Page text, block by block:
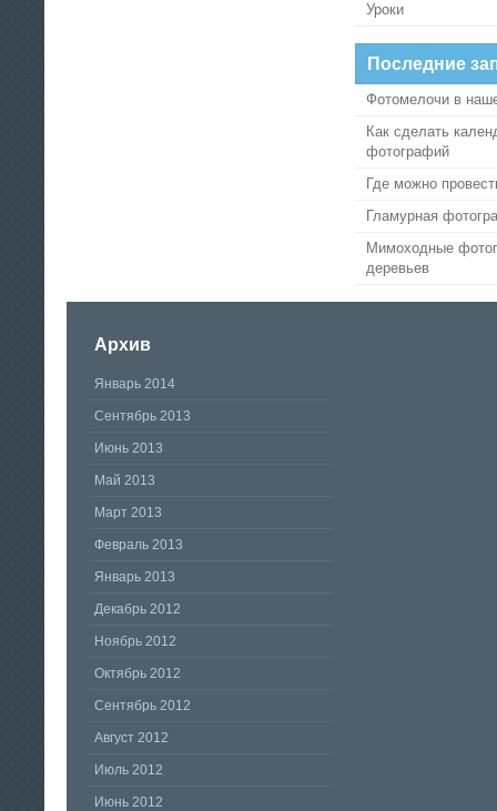
Уроки
Последние
Фотомелочи в
Как сделать
фотографий
Где можно
Гламурная
Мимоходные
деревьев
Архив
Январь 2014
Сентябрь 2013
Июнь 2013
Май 2013
Март 2013
Февраль 2013
Январь 2013
Декабрь 2012
Ноябрь 2012
Октябрь 2012
Сентябрь 2012
Август 2012
Июль 2012
Июнь 2012